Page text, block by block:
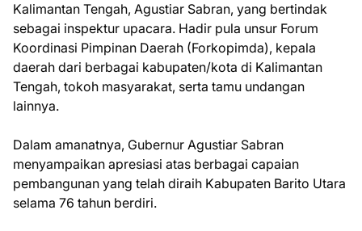
Kalimantan Tengah, Agustiar Sabran, yang bertindak
sebagai inspektur upacara. Hadir pula unsur Forum
Koordinasi Pimpinan Daerah (Forkopimda), kepala
daerah dari berbagai kabupaten/kota di Kalimantan
Tengah, tokoh masyarakat, serta tamu undangan
lainnya.
Dalam amanatnya, Gubernur Agustiar Sabran
menyampaikan apresiasi atas berbagai capaian
pembangunan yang telah diraih Kabupaten Barito Utara
selama 76 tahun berdiri.